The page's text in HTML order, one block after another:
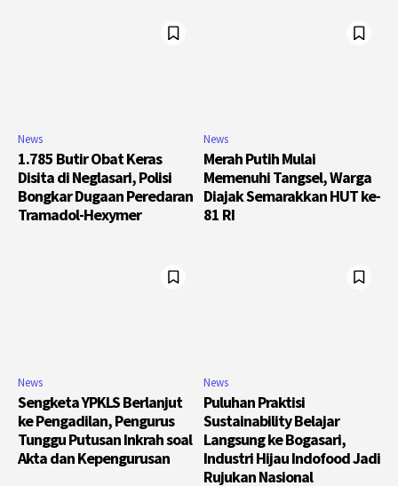
News
1.785 Butir Obat Keras
Disita di Neglasari, Polisi
Bongkar Dugaan Peredaran
Tramadol-Hexymer
News
Merah Putih Mulai
Memenuhi Tangsel, Warga
Diajak Semarakkan HUT ke-
81 RI
News
Sengketa YPKLS Berlanjut
ke Pengadilan, Pengurus
Tunggu Putusan Inkrah soal
Akta dan Kepengurusan
News
Puluhan Praktisi
Sustainability Belajar
Langsung ke Bogasari,
Industri Hijau Indofood Jadi
Rujukan Nasional